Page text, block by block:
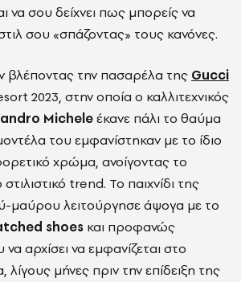
να σου δείχνει πως μπορείς να
σου «σπάζοντας» τους κανόνες.
βλέποντας την πασαρέλα της Gucci
2023, στην οποία ο καλλιτεχνικός
Micheleέκανε πάλι το θαύμα
του εμφανίστηκαν με το ίδιο
χρώμα, ανοίγοντας το
trend. Το παιχνίδι της
μαύρου λειτούργησε άψογα με το
shoes και προφανώς
αρχίσει να εμφανίζεται στο
μήνες πριν την επίδειξη της